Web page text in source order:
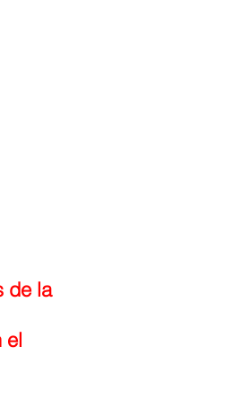
de la
el